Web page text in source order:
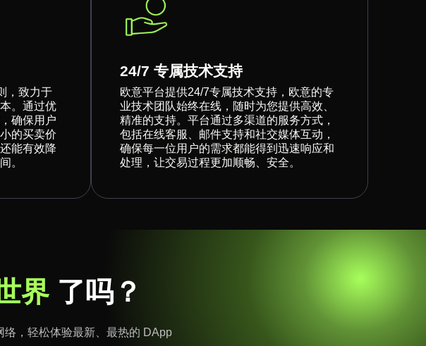
，致力于
。通过优
确保用户
的买卖价
能有效降
。
24/7 专属技术支持
欧意平台提供24/7专属技术支持，欧意的专
业技术团队始终在线，随时为您提供高效、
精准的支持。平台通过多渠道的服务方式，
包括在线客服、邮件支持和社交媒体互动，
确保每一位用户的需求都能得到迅速响应和
处理，让交易过程更加顺畅、安全。
界了吗？
络，轻松体验最新、最热的 DApp